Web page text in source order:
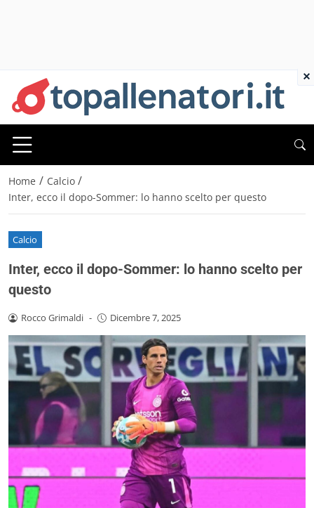
Home / Calcio /
Inter, ecco il dopo-Sommer: lo hanno scelto per questo
Calcio
Inter, ecco il dopo-Sommer: lo hanno scelto per
questo
Rocco Grimaldi - Dicembre 7, 2025
×